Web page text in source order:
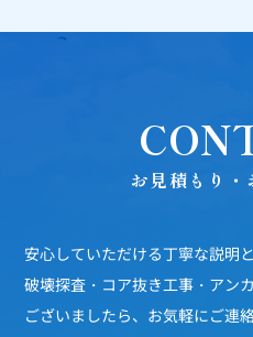
お見積もり・
安心していただける丁寧な説明
破壊探査・コア抜き工事・アン
ございましたら、お気軽にご連